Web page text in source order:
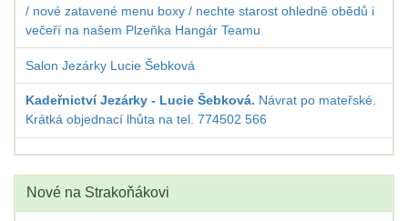
/ nové zatavené menu boxy / nechte starost ohledně obědů i
večeří na našem Plzeňka Hangár Teamu
Salon Jezárky Lucie Šebková
Kadeřnictví Jezárky - Lucie Šebková. Návrat po mateřské.
Krátká objednací lhůta na tel. 774502 566
Nové na Strakoňákovi